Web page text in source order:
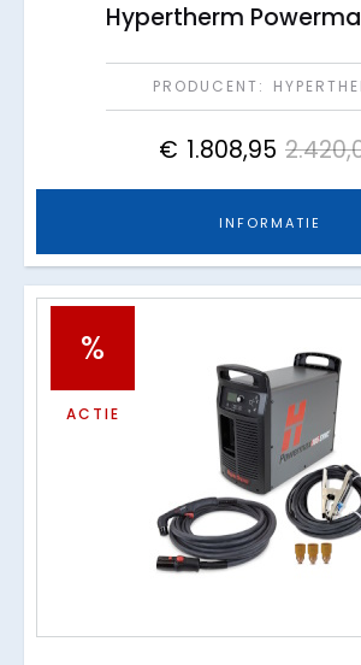
Hypertherm
PRODUCENT:
€ 1.808,95
INFORMATIE
%
ACTIE